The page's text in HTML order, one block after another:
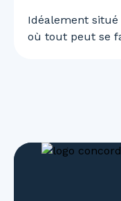
Idéalement situé
où tout peut se
pièce de vie